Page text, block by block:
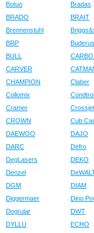
Botuo
Bradas
BRADO
BRAIT
Brennenstuhl
BRP
Buderus
BULL
CARVER
CHAMPION
Claber
Collomix
Condtrol
Cramer
Crossjet
CROWN
Cub
DAEWOO
DAJO
DARC
Defro
DegLasers
DEKO
Denzel
DGM
DIAM
Diggermaer
Dino
Dogrular
DWT
DYLLU
ECHO